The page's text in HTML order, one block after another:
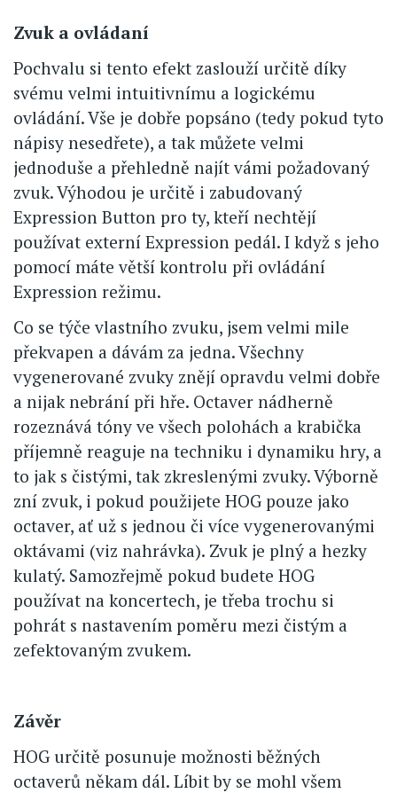
Zvuk a ovládaní
Pochvalu si tento efekt zaslouží určitě díky
svému velmi intuitivnímu a logickému
ovládání. Vše je dobře popsáno (tedy pokud tyto
nápisy nesedřete), a tak můžete velmi
jednoduše a přehledně najít vámi požadovaný
zvuk. Výhodou je určitě i zabudovaný
Expression Button pro ty, kteří nechtějí
používat externí Expression pedál. I když s jeho
pomocí máte větší kontrolu při ovládání
Expression režimu.
Co se týče vlastního zvuku, jsem velmi mile
překvapen a dávám za jedna. Všechny
vygenerované zvuky znějí opravdu velmi dobře
a nijak nebrání při hře. Octaver nádherně
rozeznává tóny ve všech polohách a krabička
příjemně reaguje na techniku i dynamiku hry, a
to jak s čistými, tak zkreslenými zvuky. Výborně
zní zvuk, i pokud použijete HOG pouze jako
octaver, ať už s jednou či více vygenerovanými
oktávami (viz nahrávka). Zvuk je plný a hezky
kulatý. Samozřejmě pokud budete HOG
používat na koncertech, je třeba trochu si
pohrát s nastavením poměru mezi čistým a
zefektovaným zvukem.
Závěr
HOG určitě posunuje možnosti běžných
octaverů někam dál. Líbit by se mohl všem